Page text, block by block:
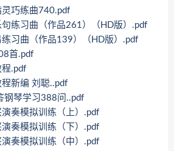
巧练曲740.pdf
习曲（作品261）（HD版）.pdf
曲（作品139）（HD版）.pdf
首.pdf
.pdf
新编 刘聪..pdf
琴学习388问..pdf
奏模拟训练（上）.pdf
奏模拟训练（下）.pdf
奏模拟训练（中）.pdf